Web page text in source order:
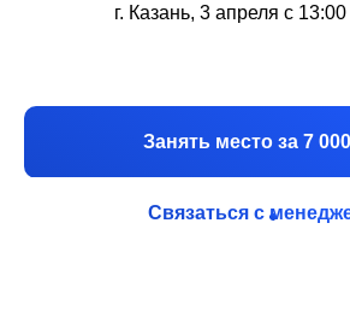
г. Казань, 3 апреля с
Занять место за 7
Связаться с